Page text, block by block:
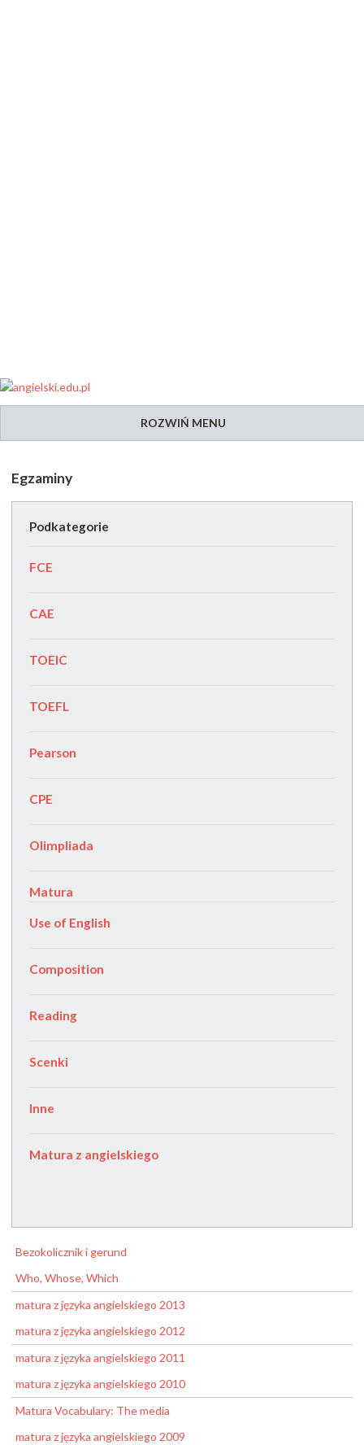
ROZWIŃ MENU
Egzaminy
Podkategorie
FCE
CAE
TOEIC
TOEFL
Pearson
CPE
Olimpliada
Matura
Use of English
Composition
Reading
Scenki
Inne
Matura z angielskiego
Bezokolicznik i gerund
Who, Whose, Which
matura z języka angielskiego 2013
matura z języka angielskiego 2012
matura z języka angielskiego 2011
matura z języka angielskiego 2010
Matura Vocabulary: The media
matura z języka angielskiego 2009